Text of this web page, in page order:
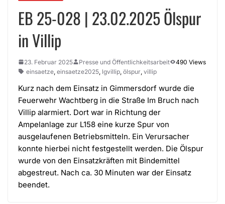
EB 25-028 | 23.02.2025 Ölspur
in Villip
23. Februar 2025 Presse und Öffentlichkeitsarbeit
490 Views
einsaetze einsaetze2025 lgvillip ölspur villip
Kurz nach dem Einsatz in Gimmersdorf wurde die
Feuerwehr Wachtberg in die Straße Im Bruch nach
Villip alarmiert. Dort war in Richtung der
Ampelanlage zur L158 eine kurze Spur von
ausgelaufenen Betriebsmitteln. Ein Verursacher
konnte hierbei nicht festgestellt werden. Die Ölspur
wurde von den Einsatzkräften mit Bindemittel
abgestreut. Nach ca. 30 Minuten war der Einsatz
beendet.